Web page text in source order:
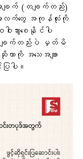
က် (တချက်တည်း)
လက်တွေ အကုန်လုံးကို
သွားစေနိုင်ပါ
ချက်တည်းပဲ မှတ်မိ
ာကို အသေအချာ
ြပါ။